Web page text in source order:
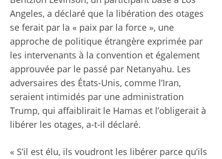
Angeles, a déclaré que la libération des otages
se ferait par la « paix par la force », une
approche de politique étrangère exprimée par
les intervenants à la convention et également
approuvée par le passé par Netanyahu. Les
adversaires des États-Unis, comme l’Iran,
seraient intimidés par une administration
Trump, qui affaiblirait le Hamas et l’obligerait à
libérer les otages, a-t-il déclaré.
« S’il est élu, ils voudront les libérer parce qu’ils